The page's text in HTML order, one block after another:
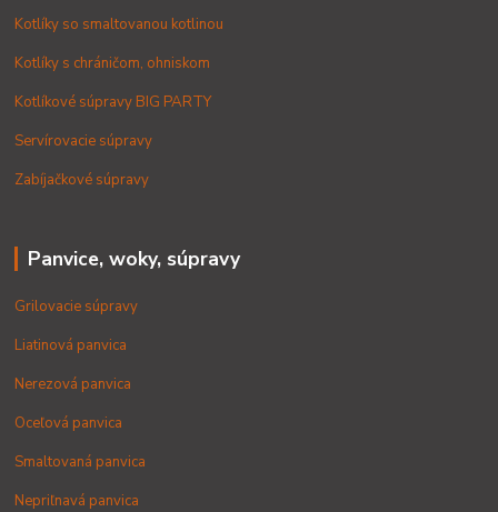
Kotlíky so smaltovanou kotlinou
Kotlíky s chráničom, ohniskom
Kotlíkové súpravy BIG PARTY
Servírovacie súpravy
Zabíjačkové súpravy
Panvice, woky, súpravy
Grilovacie súpravy
Liatinová panvica
Nerezová panvica
Oceľová panvica
Smaltovaná panvica
Nepriľnavá panvica